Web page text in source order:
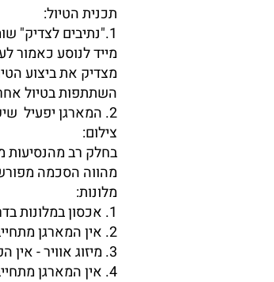
תכנית הטיול:
1."נתיבים לצדיק"
מייד לנוסע כאמור
השתתפות בטיול
2. המארגן יפעיל שיקול הדעת מקצועי בהתאם לנסיונו ויוכל לשנות את סדר ימי הטיול וכיוון המסלול ללא הודעה מוקדמת .
צילום:
בחלק רב מהנסיעות
מהווה הסכמה
מלונות:
1. אכסון במלונות בדרגת תיירות טובה בחדרים משותפים במיטות נפרדות.
2. אין המארגן מתחייב לחדר במיקום מסוים בתוך המגורים ו/או לחדר מסוים.
3. מיזוג אוויר - אין הפעלת מיזוג האוויר באחריות המארגן ואין באפשרות המארגן לשאת באחריות כלשהי להפעלתו.
4. אין המארגן מתחייב לקבל או לאשר הזמנת חדר יחיד/זוגי לכל נוסע שיבקש זאת.